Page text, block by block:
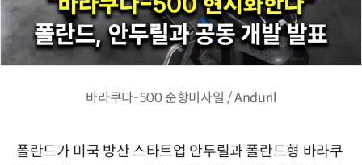
바라쿠다-500 순항미사일 / Anduril
폴란드가 미국 방산 스타트업 안두릴과 폴란드형 바라쿠